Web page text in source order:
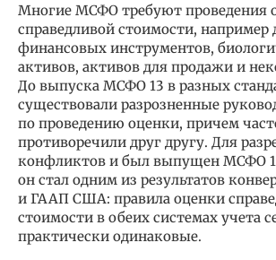
Многие МСФО требуют проведения
справедливой стоимости, например
финансовых инструментов,
активов, активов для продажи и
До выпуска МСФО 13 в разных
существовали разрозненные
по проведению оценки, причем
противоречили друг другу. Для
конфликтов и был выпущен МСФО
он стал одним из результатов
и ГААП США: правила оценки
стоимости в обеих системах учета
практически одинаковые.